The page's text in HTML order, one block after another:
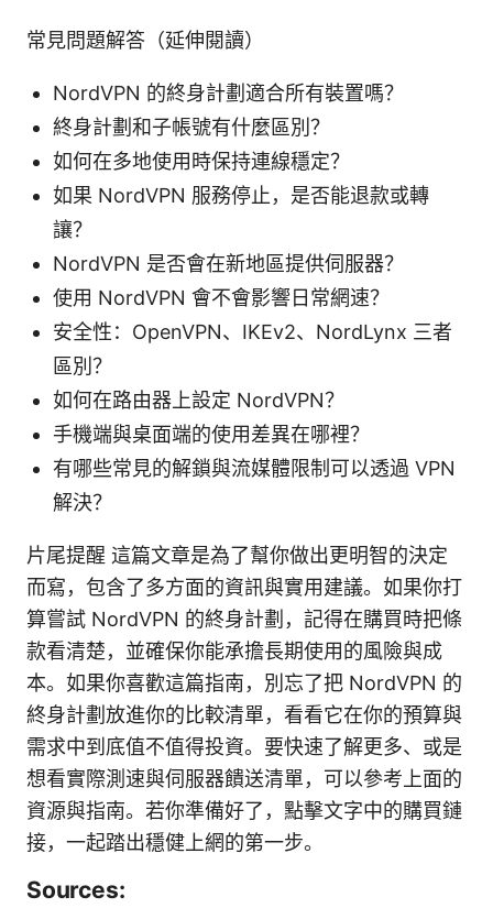
常見問題解答（延伸閱讀）
NordVPN 的終身計劃適合所有裝置嗎？
終身計劃和子帳號有什麼區別？
如何在多地使用時保持連線穩定？
如果 NordVPN 服務停止，是否能退款或轉
讓？
NordVPN 是否會在新地區提供伺服器？
使用 NordVPN 會不會影響日常網速？
安全性：OpenVPN、IKEv2、NordLynx 三者
區別？
如何在路由器上設定 NordVPN？
手機端與桌面端的使用差異在哪裡？
有哪些常見的解鎖與流媒體限制可以透過 VPN
解決？
片尾提醒 這篇文章是為了幫你做出更明智的決定
而寫，包含了多方面的資訊與實用建議。如果你打
算嘗試 NordVPN 的終身計劃，記得在購買時把條
款看清楚，並確保你能承擔長期使用的風險與成
本。如果你喜歡這篇指南，別忘了把 NordVPN 的
終身計劃放進你的比較清單，看看它在你的預算與
需求中到底值不值得投資。要快速了解更多、或是
想看實際測速與伺服器饋送清單，可以參考上面的
資源與指南。若你準備好了，點擊文字中的購買鏈
接，一起踏出穩健上網的第一步。
Sources: